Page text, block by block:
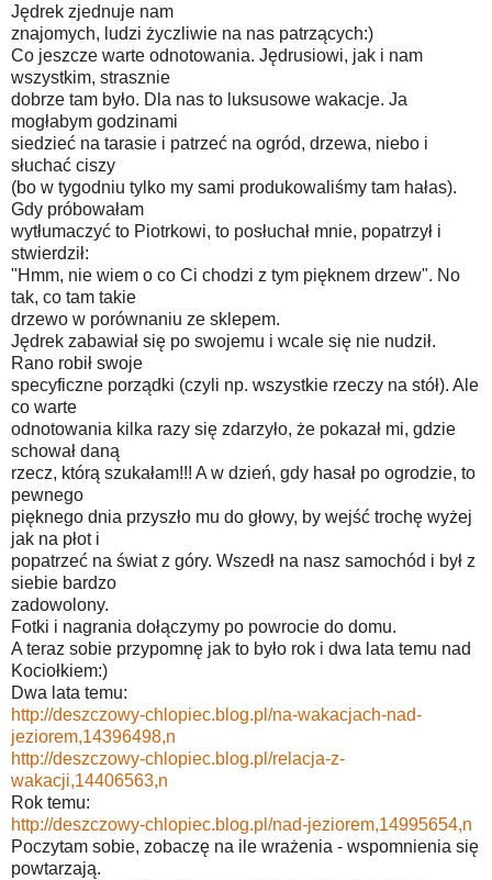
Jędrek zjednuje nam
znajomych, ludzi życzliwie na nas patrzących:)
Co jeszcze warte odnotowania. Jędrusiowi, jak i nam
wszystkim, strasznie
dobrze tam było. Dla nas to luksusowe wakacje. Ja
mogłabym godzinami
siedzieć na tarasie i patrzeć na ogród, drzewa, niebo i
słuchać ciszy
(bo w tygodniu tylko my sami produkowaliśmy tam hałas).
Gdy próbowałam
wytłumaczyć to Piotrkowi, to posłuchał mnie, popatrzył i
stwierdził:
"Hmm, nie wiem o co Ci chodzi z tym pięknem drzew". No
tak, co tam takie
drzewo w porównaniu ze sklepem.
Jędrek zabawiał się po swojemu i wcale się nie nudził.
Rano robił swoje
specyficzne porządki (czyli np. wszystkie rzeczy na stół). Ale
co warte
odnotowania kilka razy się zdarzyło, że pokazał mi, gdzie
schował daną
rzecz, którą szukałam!!! A w dzień, gdy hasał po ogrodzie, to
pewnego
pięknego dnia przyszło mu do głowy, by wejść trochę wyżej
jak na płot i
popatrzeć na świat z góry. Wszedł na nasz samochód i był z
siebie bardzo
zadowolony.
Fotki i nagrania dołączymy po powrocie do domu.
A teraz sobie przypomnę jak to było rok i dwa lata temu nad
Kociołkiem:)
Dwa lata temu:
http://deszczowy-chlopiec.blog.pl/na-wakacjach-nad-
jeziorem,14396498,n
http://deszczowy-chlopiec.blog.pl/relacja-z-
wakacji,14406563,n
Rok temu:
http://deszczowy-chlopiec.blog.pl/nad-jeziorem,14995654,n
Poczytam sobie, zobaczę na ile wrażenia - wspomnienia się
powtarzają.